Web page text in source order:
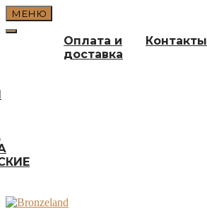
Перейти
к
содержимому
МЕНЮ
Оплата и
доставка
Контакты